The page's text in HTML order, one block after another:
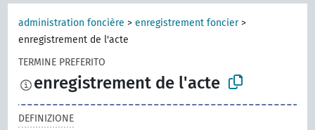
administration foncière >enregistrement foncier>
enregistrement de l'acte
TERMINE PREFERITO
enregistrement de l'acte
DEFINIZIONE